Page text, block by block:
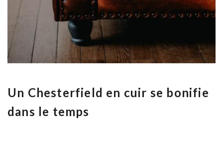
Un Chesterfield en cuir se bonifie
dans le temps